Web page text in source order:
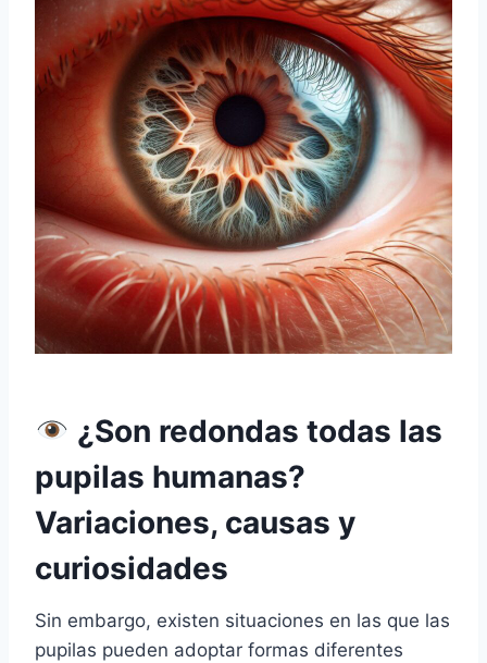
¿Son redondas todas las
pupilas humanas?
Variaciones, causas y
curiosidades
Sin embargo, existen situaciones en las que las
pupilas pueden adoptar formas diferentes